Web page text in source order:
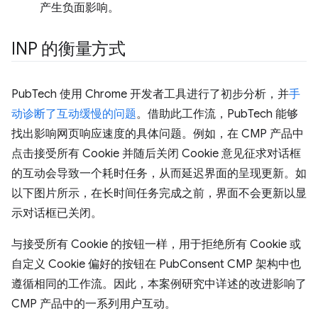
产生负面影响。
INP 的衡量方式
PubTech 使用 Chrome 开发者工具进行了初步分析，并手
动诊断了互动缓慢的问题。借助此工作流，PubTech 能够
找出影响网页响应速度的具体问题。例如，在 CMP 产品中
点击接受所有 Cookie 并随后关闭 Cookie 意见征求对话框
的互动会导致一个耗时任务，从而延迟界面的呈现更新。如
以下图片所示，在长时间任务完成之前，界面不会更新以显
示对话框已关闭。
与接受所有 Cookie 的按钮一样，用于拒绝所有 Cookie 或
自定义 Cookie 偏好的按钮在 PubConsent CMP 架构中也
遵循相同的工作流。因此，本案例研究中详述的改进影响了
CMP 产品中的一系列用户互动。